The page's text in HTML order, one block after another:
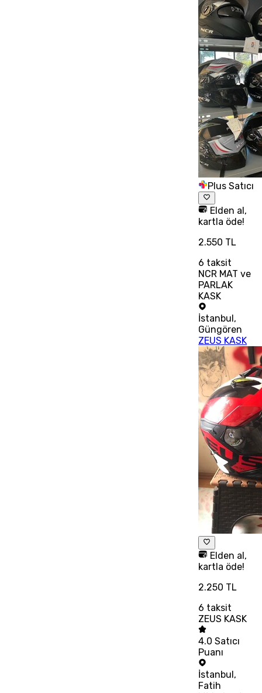
Plus Satıcı
Elden al,
kartla öde!
2.550 TL
6 taksit
NCR MAT ve
PARLAK
KASK
İstanbul ,
Güngören
ZEUS KASK
Elden al,
kartla öde!
2.250 TL
6 taksit
ZEUS KASK
4.0 Satıcı
Puanı
İstanbul,
Fatih